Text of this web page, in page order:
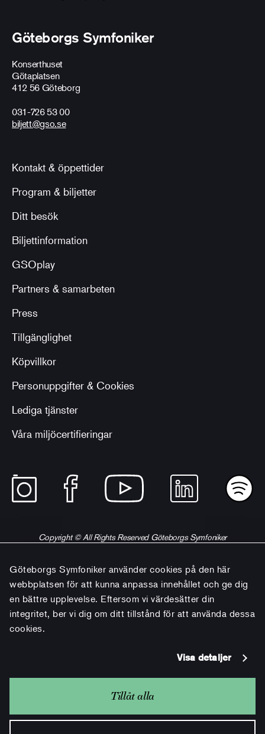
Göteborgs Symfoniker använder cookies på den här
webbplatsen för att kunna anpassa innehållet och ge dig
en bättre upplevelse. Eftersom vi värdesätter din
integritet, ber vi dig om ditt tillstånd för att använda dessa
cookies.
Visa detaljer
Tillåt alla
Göteborgs Symfoniker
Konserthuset
Götaplatsen
412 56 Göteborg
031-726 53 00
biljett@gso.se
Kontakt & öppettider
Program & biljetter
Ditt besök
Biljettinformation
GSOplay
Partners & samarbeten
Press
Tillgänglighet
Köpvillkor
Personuppgifter & Cookies
Lediga tjänster
Våra miljöcertifieringar
Copyright © All Rights Reserved Göteborgs Symfoniker